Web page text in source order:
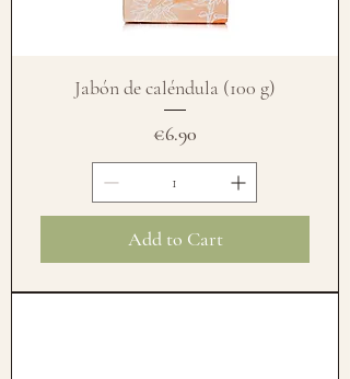
Jabón de caléndula (100 g)
Price
€6.90
Add to Cart